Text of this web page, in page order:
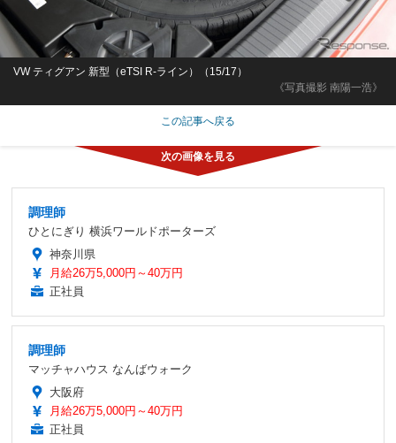
《写真撮影 南陽一浩》
VW ティグアン 新型（eTSI R-ライン）（15/17）
この記事へ戻る
調理師
ひとにぎり 横浜ワールドポーターズ
神奈川県
月給26万5,000円～40万円
正社員
調理師
マッチャハウス なんばウォーク
大阪府
月給26万5,000円～40万円
正社員